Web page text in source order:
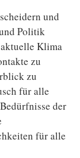
und
Politik
aktuelle Klima
zu
zu
für alle
der
für alle